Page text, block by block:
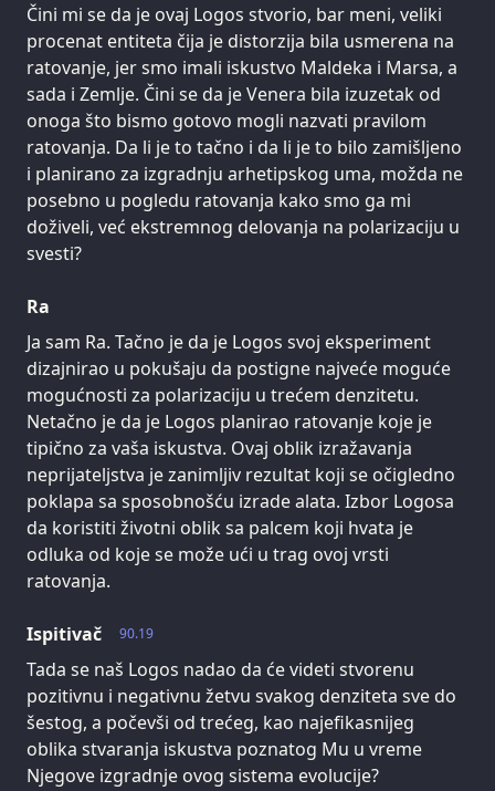
Čini mi se da je ovaj Logos stvorio, bar meni, veliki
procenat entiteta čija je distorzija bila usmerena na
ratovanje, jer smo imali iskustvo Maldeka i Marsa, a
sada i Zemlje. Čini se da je Venera bila izuzetak od
onoga što bismo gotovo mogli nazvati pravilom
ratovanja. Da li je to tačno i da li je to bilo zamišljeno
i planirano za izgradnju arhetipskog uma, možda ne
posebno u pogledu ratovanja kako smo ga mi
doživeli, već ekstremnog delovanja na polarizaciju u
svesti?
Ra
Ja sam Ra. Tačno je da je Logos svoj eksperiment
dizajnirao u pokušaju da postigne najveće moguće
mogućnosti za polarizaciju u trećem denzitetu.
Netačno je da je Logos planirao ratovanje koje je
tipično za vaša iskustva. Ovaj oblik izražavanja
neprijateljstva je zanimljiv rezultat koji se očigledno
poklapa sa sposobnošću izrade alata. Izbor Logosa
da koristiti životni oblik sa palcem koji hvata je
odluka od koje se može ući u trag ovoj vrsti
ratovanja.
90.19
Ispitivač
Tada se naš Logos nadao da će videti stvorenu
pozitivnu i negativnu žetvu svakog denziteta sve do
šestog, a počevši od trećeg, kao najefikasnijeg
oblika stvaranja iskustva poznatog Mu u vreme
Njegove izgradnje ovog sistema evolucije?